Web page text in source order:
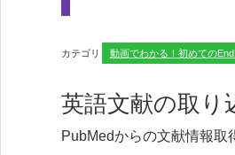
カテゴリ 動画でわかる！初めての
英語文献の取り
PubMedからの文献情報取